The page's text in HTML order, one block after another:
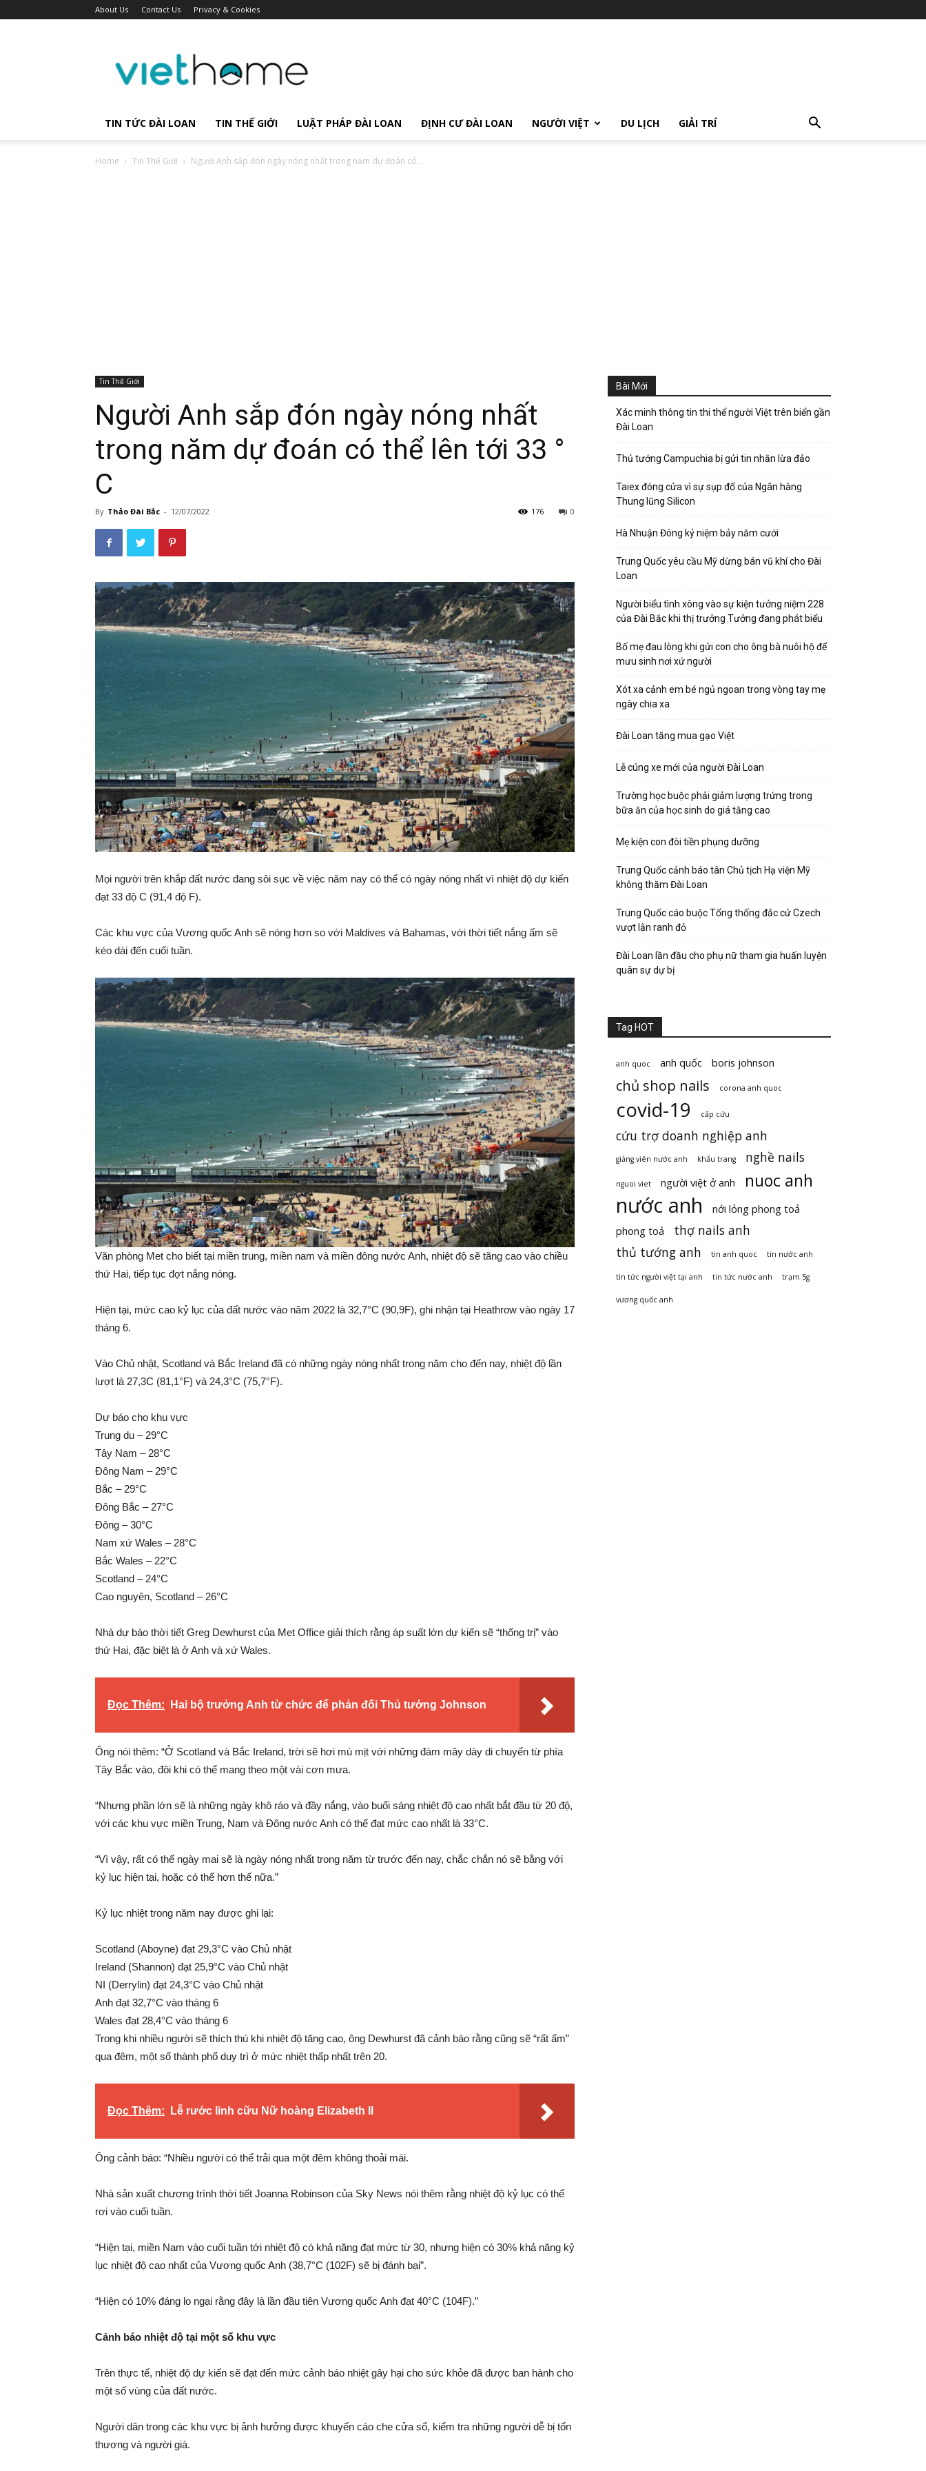
About Us Contact Us Privacy & Cookies
người
Việt
Bắc,
TIN TỨC ĐÀI LOAN TIN THẾ GIỚI LUẬT PHÁP ĐÀI LOAN ĐỊNH CƯ ĐÀI LOAN NGƯỜI VIỆT DU LỊCH GIẢI TRÍ
Home Tin Thế Giới Người Anh sắp đón ngày nóng nhất trong năm dự đoán có...
Tin Thế Giới
Người Anh sắp đón ngày nóng nhất
trong năm dự đoán có thể lên tới 33 °
C
By Thảo Đài Bắc - 12/07/2022 0
176
Mọi người trên khắp đất nước đang sôi sục về việc năm nay có thể có ngày nóng nhất vì nhiệt độ dự kiến ​​
đạt 33 độ C (91,4 độ F).
Các khu vực của Vương quốc Anh sẽ nóng hơn so với Maldives và Bahamas, với thời tiết nắng ấm sẽ
kéo dài đến cuối tuần.
Văn phòng Met cho biết tại miền trung, miền nam và miền đông nước Anh, nhiệt độ sẽ tăng cao vào chiều
thứ Hai, tiếp tục đợt nắng nóng.
Hiện tại, mức cao kỷ lục của đất nước vào năm 2022 là 32,7°C (90,9F), ghi nhận tại Heathrow vào ngày 17
tháng 6.
Vào Chủ nhật, Scotland và Bắc Ireland đã có những ngày nóng nhất trong năm cho đến nay, nhiệt độ lần
lượt là 27,3C (81,1°F) và 24,3°C (75,7°F).
Dự báo cho khu vực
Trung du – 29°C
Tây Nam – 28°C
Đông Nam – 29°C
Bắc – 29°C
Đông Bắc – 27°C
Đông – 30°C
Nam xứ Wales – 28°C
Bắc Wales – 22°C
Scotland – 24°C
Cao nguyên, Scotland – 26°C
Nhà dự báo thời tiết Greg Dewhurst của Met Office giải thích rằng áp suất lớn dự kiến ​​sẽ “thống trị” vào
thứ Hai, đặc biệt là ở Anh và xứ Wales.
Đọc Thêm: Hai bộ trưởng Anh từ chức để phản đối Thủ tướng Johnson
Ông nói thêm: “Ở Scotland và Bắc Ireland, trời sẽ hơi mù mịt với những đám mây dày di chuyển từ phía
Tây Bắc vào, đôi khi có thể mang theo một vài cơn mưa.
“Nhưng phần lớn sẽ là những ngày khô ráo và đầy nắng, vào buổi ​​sáng nhiệt độ cao nhất bắt đầu từ 20 độ,
với các khu vực miền Trung, Nam và Đông nước Anh có thể đạt mức cao nhất là 33°C.
“Vì vậy, rất có thể ngày mai sẽ là ngày nóng nhất trong năm từ trước đến nay, chắc chắn nó sẽ bằng với
kỷ lục hiện tại, hoặc có thể hơn thế nữa.”
Kỷ lục nhiệt trong năm nay được ghi lại:
Scotland (Aboyne) đạt 29,3°C vào Chủ nhật
Ireland (Shannon) đạt 25,9°C vào Chủ nhật
NI (Derrylin) đạt 24,3°C vào Chủ nhật
Anh đạt 32,7°C vào tháng 6
Wales đạt 28,4°C vào tháng 6
Trong khi nhiều người sẽ thích thú khi nhiệt độ tăng cao, ông Dewhurst đã cảnh báo rằng cũng sẽ “rất ấm”
qua đêm, một số thành phố duy trì ở mức nhiệt thấp nhất trên 20.
Đọc Thêm: Lễ rước linh cữu Nữ hoàng Elizabeth II
Ông cảnh báo: “Nhiều người có thể trải qua một đêm không thoải mái.
Nhà sản xuất chương trình thời tiết Joanna Robinson của Sky News nói thêm rằng nhiệt độ kỷ lục có thể
rơi ​​vào cuối tuần.
“Hiện tại, miền Nam vào cuối tuần tới nhiệt độ có khả năng đạt mức từ 30, nhưng hiện có 30% khả năng kỷ
lục nhiệt độ cao nhất của Vương quốc Anh (38,7°C (102F) sẽ bị đánh bại”.
“Hiện có 10% đáng lo ngại rằng đây là lần đầu tiên Vương quốc Anh đạt 40°C (104F).”
Cảnh báo nhiệt độ tại một số khu vực
Trên thực tế, nhiệt độ dự kiến ​​sẽ đạt đến mức cảnh báo nhiệt gây hại cho sức khỏe đã được ban hành cho
một số vùng của đất nước.
Người dân trong các khu vực bị ảnh hưởng được khuyến cáo che cửa sổ, kiểm tra những người dễ bị tổn
thương và người già.
Bài Mới
Xác minh thông tin thi thể người Việt trên biển gần
Đài Loan
Thủ tướng Campuchia bị gửi tin nhắn lừa đảo
Taiex đóng cửa vì sự sụp đổ của Ngân hàng
Thung lũng Silicon
Hà Nhuận Đông kỷ niệm bảy năm cưới
Trung Quốc yêu cầu Mỹ dừng bán vũ khí cho Đài
Loan
Người biểu tình xông vào sự kiện tưởng niệm 228
của Đài Bắc khi thị trưởng Tưởng đang phát biểu
Bố mẹ đau lòng khi gửi con cho ông bà nuôi hộ để
mưu sinh nơi xứ người
Xót xa cảnh em bé ngủ ngoan trong vòng tay mẹ
ngày chia xa
Đài Loan tăng mua gạo Việt
Lễ cúng xe mới của người Đài Loan
Trường học buộc phải giảm lượng trứng trong
bữa ăn của học sinh do giá tăng cao
Mẹ kiện con đòi tiền phụng dưỡng
Trung Quốc cảnh báo tân Chủ tịch Hạ viện Mỹ
không thăm Đài Loan
Trung Quốc cáo buộc Tổng thống đắc cử Czech
vượt lằn ranh đỏ
Đài Loan lần đầu cho phụ nữ tham gia huấn luyện
quân sự dự bị
Tag HOT
anh quoc anh quốc boris johnson
chủ shop nails corona anh quoc
covid-19 cấp cứu
cứu trợ doanh nghiệp anh
giảng viên nước anh khẩu trang nghề nails
nguoi viet người việt ở anh nuoc anh
nước anh
nới lỏng phong toả
phong toả
thợ nails anh
thủ tướng anh
tin anh quoc tin nước anh
tin tức người việt tại anh tin tức nước anh trạm 5g
vương quốc anh